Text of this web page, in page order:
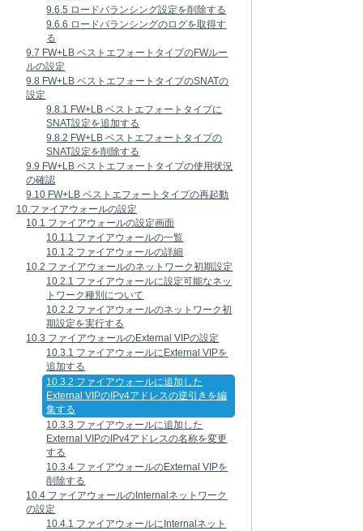
9.6.5 ロードバランシング設定を削除する
9.6.6 ロードバランシングのログを取得す
る
9.7 FW+LB ベストエフォートタイプのFWルー
ルの設定
9.8 FW+LB ベストエフォートタイプのSNATの
設定
9.8.1 FW+LB ベストエフォートタイプに
SNAT設定を追加する
9.8.2 FW+LB ベストエフォートタイプの
SNAT設定を削除する
9.9 FW+LB ベストエフォートタイプの使用状況
の確認
9.10 FW+LB ベストエフォートタイプの再起動
10.ファイアウォールの設定
10.1 ファイアウォールの設定画面
10.1.1 ファイアウォールの一覧
10.1.2 ファイアウォールの詳細
10.2 ファイアウォールのネットワーク初期設定
10.2.1 ファイアウォールに設定可能なネッ
トワーク種別について
10.2.2 ファイアウォールのネットワーク初
期設定を実行する
10.3 ファイアウォールのExternal VIPの設定
10.3.1 ファイアウォールにExternal VIPを
追加する
10.3.2 ファイアウォールに追加した
External VIPのIPv4アドレスの逆引きを編
集する
10.3.3 ファイアウォールに追加した
External VIPのIPv4アドレスの名称を変更
する
10.3.4 ファイアウォールのExternal VIPを
削除する
10.4 ファイアウォールのInternalネットワーク
の設定
10.4.1 ファイアウォールにInternalネット